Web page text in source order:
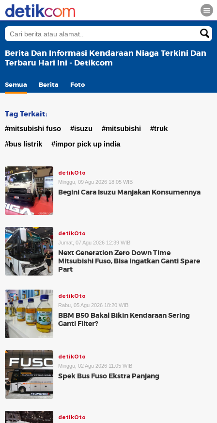
Berita Dan Informasi Kendaraan Niaga Terkini Dan
Terbaru Hari Ini - Detikcom
Semua Berita Foto
Tag Terkait:
#mitsubishi fuso #isuzu #mitsubishi
#truk
#bus listrik
#impor pick up india
detikOto
Minggu, 09 Agu 2026 18:05 WIB
Begini Cara Isuzu Manjakan Konsumennya
detikOto
Jumat, 07 Agu 2026 12:39 WIB
Next Generation Zero Down Time
Mitsubishi Fuso, Bisa Ingatkan Ganti Spare
Part
detikOto
Rabu, 05 Agu 2026 18:20 WIB
BBM B50 Bakal Bikin Kendaraan Sering
Ganti Filter?
detikOto
Minggu, 02 Agu 2026 11:05 WIB
Spek Bus Fuso Ekstra Panjang
detikOto